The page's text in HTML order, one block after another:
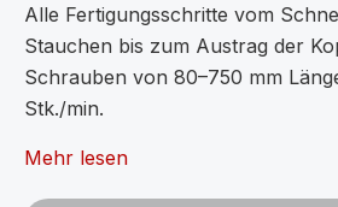
Alle Fertigungsschritte vom
Stauchen bis zum Austrag der
Schrauben von 80–750 mm
Stk./min.
Mehr lesen